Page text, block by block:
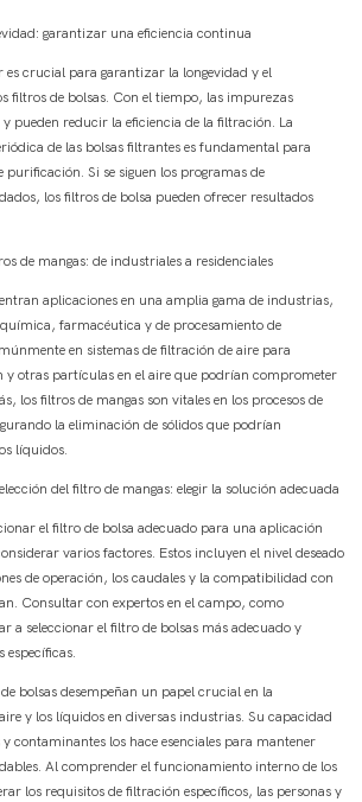
garantizar una eficiencia continua
es crucial para garantizar la longevidad y el
filtros de bolsas. Con el tiempo, las impurezas
pueden reducir la eficiencia de la filtración. La
de las bolsas filtrantes es fundamental para
Si se siguen los programas de
los filtros de bolsa pueden ofrecer resultados
de mangas: de industriales a residenciales
aplicaciones en una amplia gama de industrias,
farmacéutica y de procesamiento de
en sistemas de filtración de aire para
y otras partículas en el aire que podrían comprometer
los filtros de mangas son vitales en los procesos de
la eliminación de sólidos que podrían
líquidos.
del filtro de mangas: elegir la solución adecuada
el filtro de bolsa adecuado para una aplicación
varios factores. Estos incluyen el nivel deseado
de operación, los caudales y la compatibilidad con
Consultar con expertos en el campo, como
a seleccionar el filtro de bolsas más adecuado y
específicas.
bolsas desempeñan un papel crucial en la
y los líquidos en diversas industrias. Su capacidad
contaminantes los hace esenciales para mantener
Al comprender el funcionamiento interno de los
los requisitos de filtración específicos, las personas y